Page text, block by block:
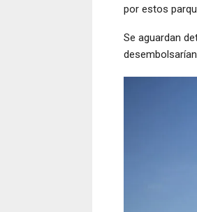
por estos
Se aguardan